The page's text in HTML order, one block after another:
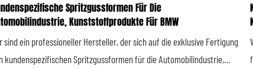
Spritzgussformen Für Die
Kunststoffprodukte Für BMW
sind ein professioneller Hersteller, der sich auf die exklusive Fertigung
kundenspezifischen Spritzgussformen für die Automobilindustrie,